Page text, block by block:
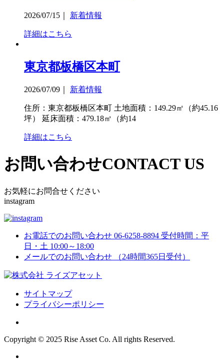
2026/07/15 新着情報
詳細はこちら
東京都板橋区本町
2026/07/09 新着情報
住所：東京都板橋区本町 土地面積：149.29㎡（約45.16
坪） 延床面積：479.18㎡（約14
詳細はこちら
お問い合わせCONTACT US
お気軽にお問合せください
instagram
お電話でのお問い合わせ 06-6258-8894 受付時間：平
日・土 10:00～18:00
メールでのお問い合わせ
（24時間365日受付）
サイトマップ
プライバシーポリシー
Copyright © 2025 Rise Asset Co. All rights Reserved.